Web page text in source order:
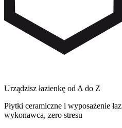
Urządzisz łazienkę od A do Z
Płytki ceramiczne i wyposażenie
wykonawca, zero stresu